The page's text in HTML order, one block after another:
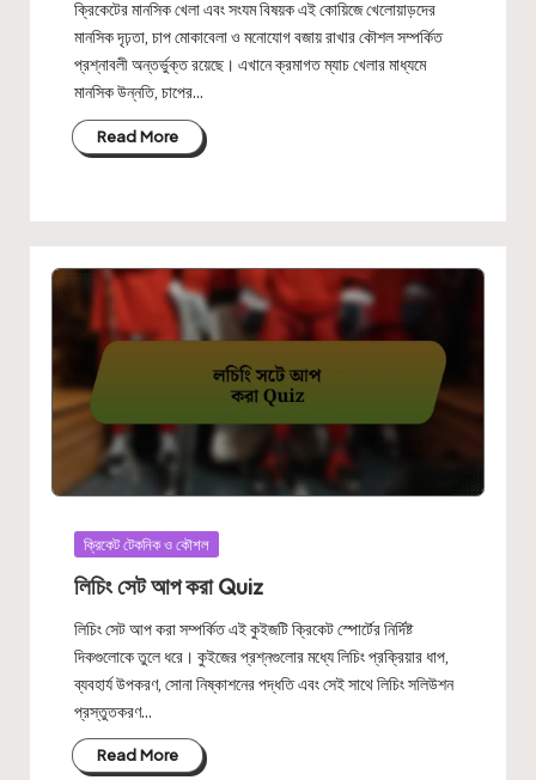
ক্রিকেটের মানসিক খেলা এবং সংযম বিষয়ক এই কোয়িজে খেলোয়াড়দের
মানসিক দৃঢ়তা, চাপ মোকাবেলা ও মনোযোগ বজায় রাখার কৌশল সম্পর্কিত
প্রশ্নাবলী অন্তর্ভুক্ত রয়েছে। এখানে ক্রমাগত ম্যাচ খেলার মাধ্যমে
মানসিক উন্নতি, চাপের…
Read More
Posted
ক্রিকেট টেকনিক ও কৌশল
লিচিং সেট আপ করা Quiz
লিচিং সেট আপ করা সম্পর্কিত এই কুইজটি ক্রিকেট স্পোর্টের নির্দিষ্ট
দিকগুলোকে তুলে ধরে। কুইজের প্রশ্নগুলোর মধ্যে লিচিং প্রক্রিয়ার ধাপ,
ব্যবহার্য উপকরণ, সোনা নিষ্কাশনের পদ্ধতি এবং সেই সাথে লিচিং সলিউশন
প্রস্তুতকরণ…
Read More